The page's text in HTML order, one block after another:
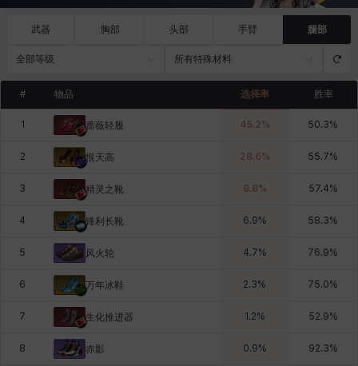
武器 胸部 头部 手臂 腿部
全部等级 所有特殊材料
# 物品 选择率 胜率
1 蔷薇轻履 45.2% 50.3%
2 恨天高 28.6% 55.7%
3 精灵之靴 8.8% 57.4%
4 锋利长靴 6.9% 58.3%
5 风火轮 4.7% 76.9%
6 万年冰鞋 2.3% 75.0%
7 生化推进器 1.2% 52.9%
8 赤影 0.9% 92.3%